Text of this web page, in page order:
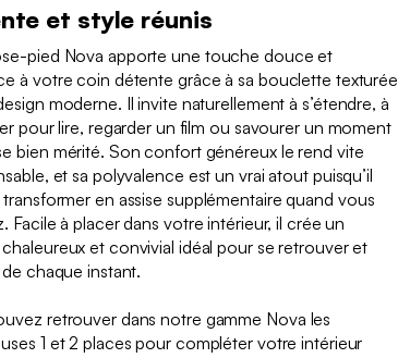
et style réunis
pied Nova apporte une touche douce et
à votre coin détente grâce à sa bouclette texturée
moderne. Il invite naturellement à s’étendre, à
pour lire, regarder un film ou savourer un moment
bien mérité. Son confort généreux le rend vite
et sa polyvalence est un vrai atout puisqu’il
en assise supplémentaire quand vous
Facile à placer dans votre intérieur, il crée un
et convivial idéal pour se retrouver et
chaque instant.
retrouver dans notre gamme Nova les
1 et 2 places pour compléter votre intérieur